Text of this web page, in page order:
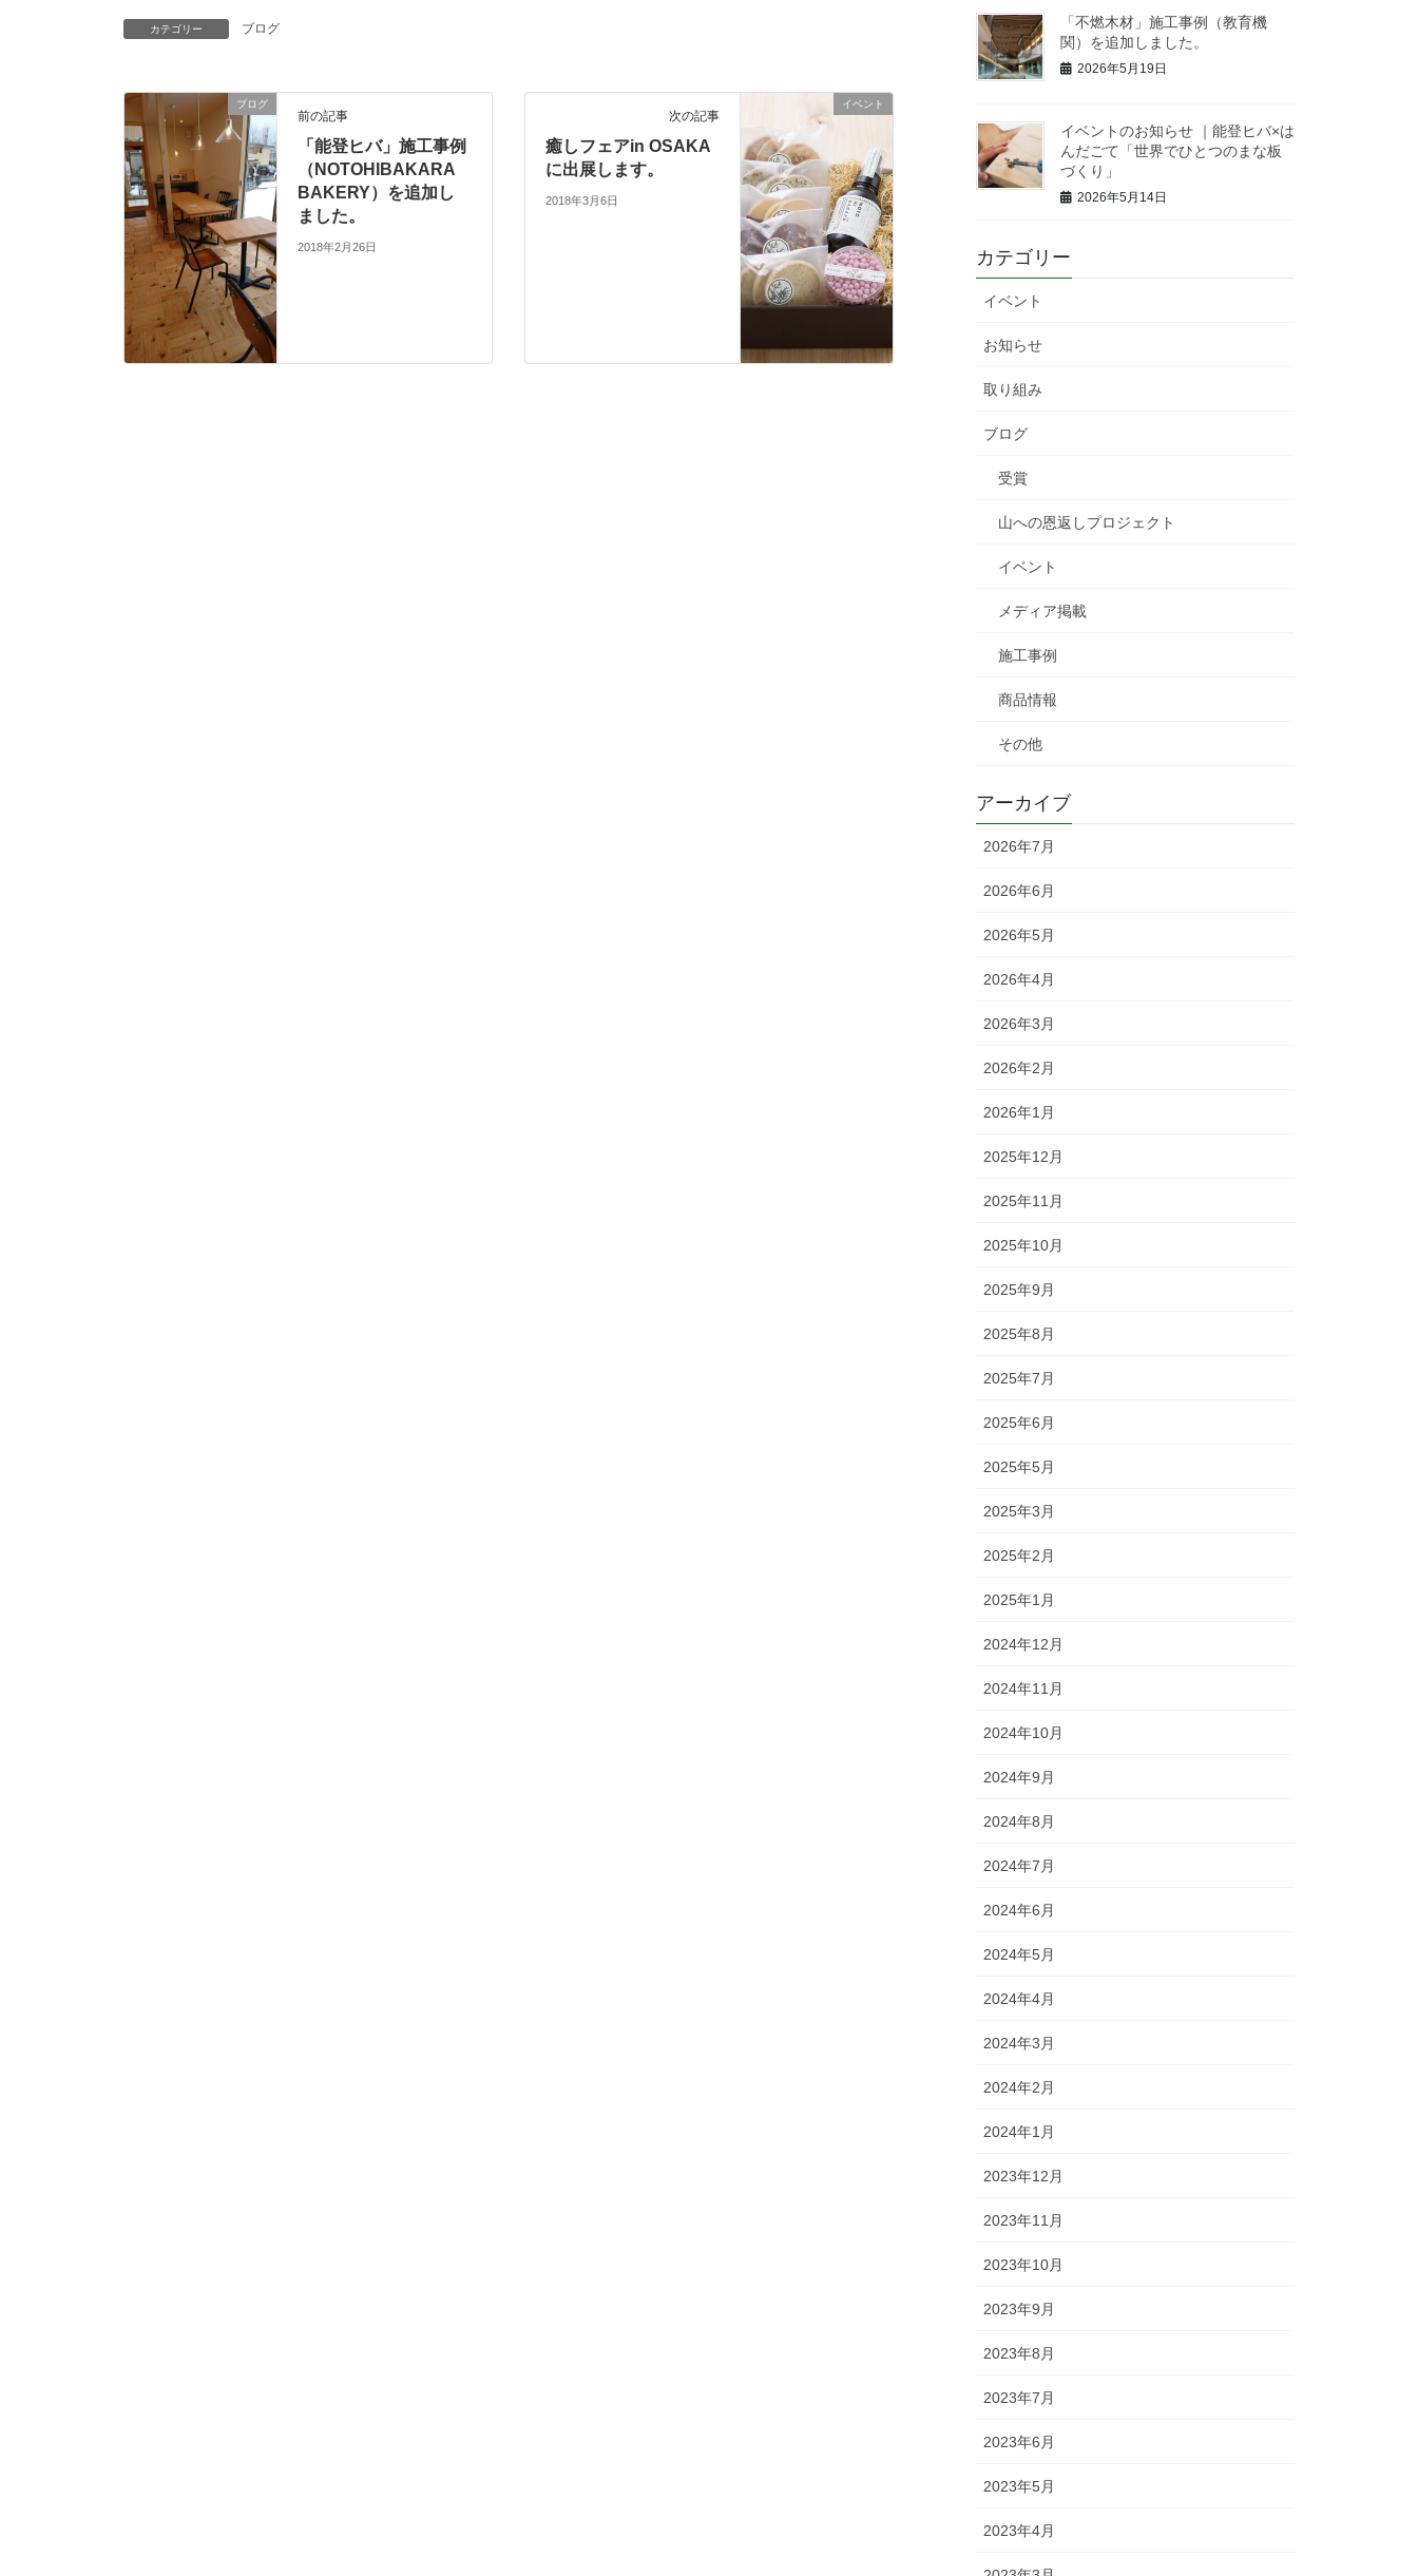
カテゴリー ブログ
ブログ
前の記事
「能登ヒバ」施工事例
（NOTOHIBAKARA
BAKERY）を追加し
ました。
2018年2月26日
イベント
次の記事
癒しフェアin OSAKA
に出展します。
2018年3月6日
「不燃木材」施工事例（教育機
関）を追加しました。
2026年5月19日
イベントのお知らせ ｜能登ヒバ×は
んだごて「世界でひとつのまな板
づくり」
2026年5月14日
カテゴリー
イベント
お知らせ
取り組み
ブログ
受賞
山への恩返しプロジェクト
イベント
メディア掲載
施工事例
商品情報
その他
アーカイブ
2026年7月
2026年6月
2026年5月
2026年4月
2026年3月
2026年2月
2026年1月
2025年12月
2025年11月
2025年10月
2025年9月
2025年8月
2025年7月
2025年6月
2025年5月
2025年3月
2025年2月
2025年1月
2024年12月
2024年11月
2024年10月
2024年9月
2024年8月
2024年7月
2024年6月
2024年5月
2024年4月
2024年3月
2024年2月
2024年1月
2023年12月
2023年11月
2023年10月
2023年9月
2023年8月
2023年7月
2023年6月
2023年5月
2023年4月